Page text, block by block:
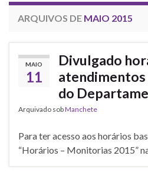
ARQUIVOS DE MAIO 2015
MAIO
11
Divulgado
do
Arquivado sobManchete
Para ter acesso aos horários
“Horários – Monitorias 2015”